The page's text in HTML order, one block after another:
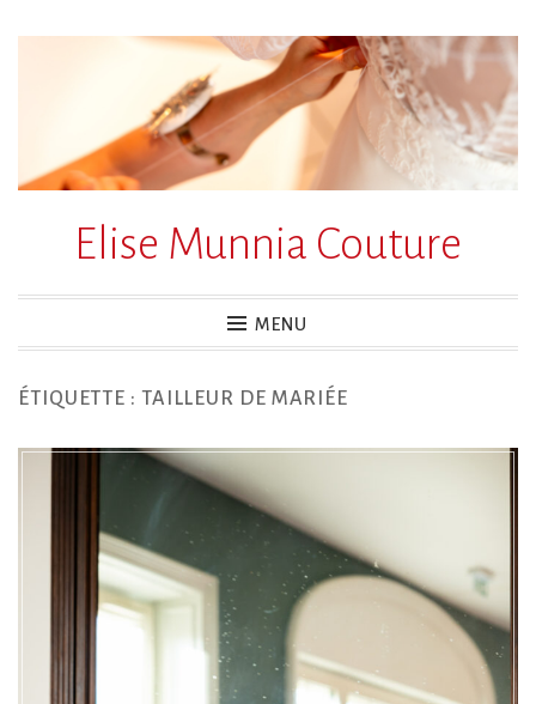
Elise Munnia Couture
MENU
ÉTIQUETTE : TAILLEUR DE MARIÉE